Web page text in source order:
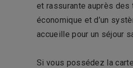
et rassurante auprès des
économique et d’un
accueille pour un séjour
Si vous possédez la